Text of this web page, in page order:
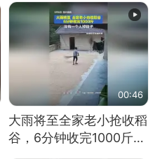
00:46
大雨将至全家老小抢收稻
谷，6分钟收完1000斤，